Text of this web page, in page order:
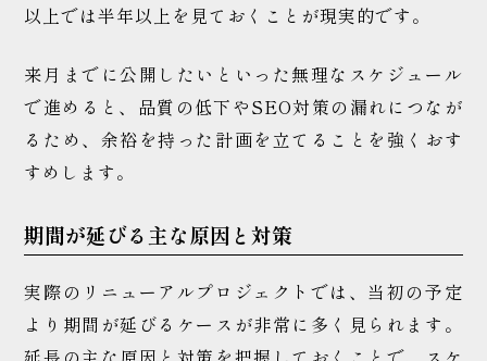
以上では半年以上を見ておくことが現実的です。
来月までに公開したいといった無理なスケジュール
で進めると、品質の低下やSEO対策の漏れにつなが
るため、余裕を持った計画を立てることを強くおす
すめします。
期間が延びる主な原因と対策
実際のリニューアルプロジェクトでは、当初の予定
より期間が延びるケースが非常に多く見られます。